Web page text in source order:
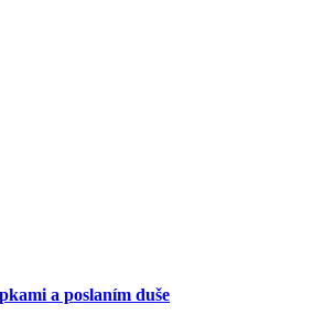
a poslaním duše